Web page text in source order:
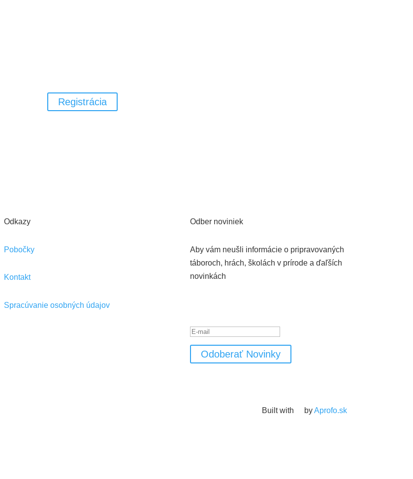
Registrácia
Odkazy
Pobočky
Kontakt
Spracúvanie osobných údajov
Odber noviniek
Aby vám neušli informácie o pripravovaných
táboroch, hrách, školách v prírode a ďaľších
novinkách
Odoberať Novinky
Built with byAprofo.sk